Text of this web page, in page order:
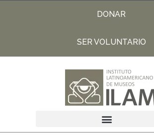
DONAR
SER VOLUNTARIO